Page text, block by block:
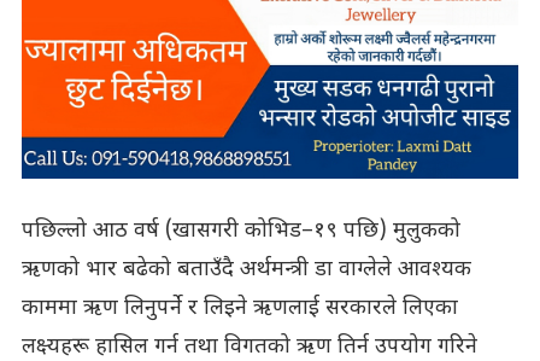
पछिल्लो आठ वर्ष (खासगरी कोभिड–१९ पछि) मुलुकको
ऋणको भार बढेको बताउँदै अर्थमन्त्री डा वाग्लेले आवश्यक
काममा ऋण लिनुपर्ने र लिइने ऋणलाई सरकारले लिएका
लक्ष्यहरू हासिल गर्न तथा विगतको ऋण तिर्न उपयोग गरिने